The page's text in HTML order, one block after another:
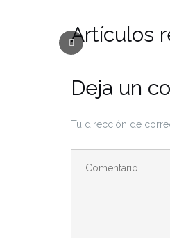
Artículos
Deja un
Tu dirección de